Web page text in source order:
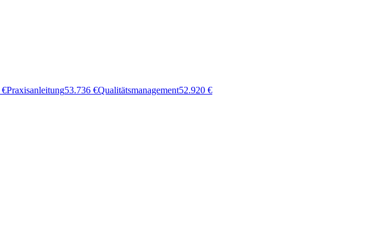
€Praxisanleitung53.736 €Qualitätsmanagement52.920 €